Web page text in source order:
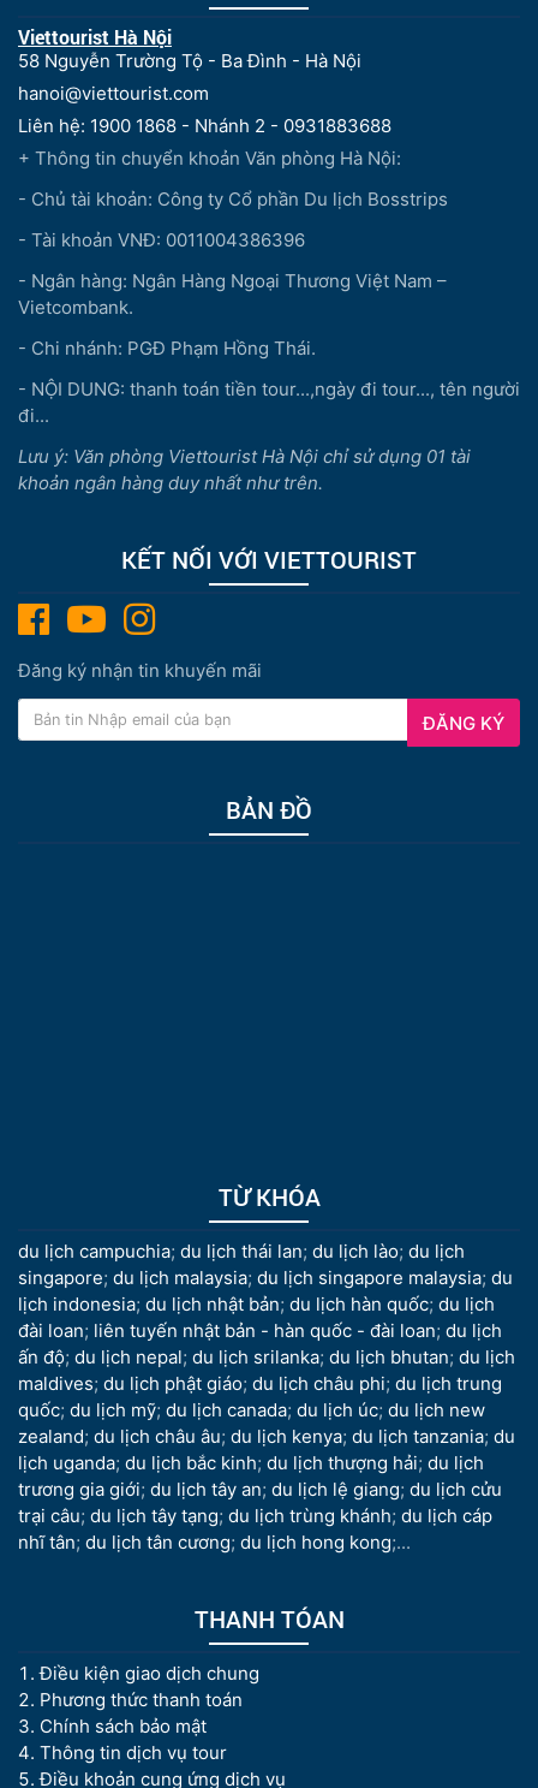
Viettourist Hà Nội
58 Nguyễn Trường Tộ - Ba Đình - Hà Nội
hanoi@viettourist.com
Liên hệ: 1900 1868 - Nhánh 2 - 0931883688
+ Thông tin chuyển khoản Văn phòng Hà Nội:
- Chủ tài khoản: Công ty Cổ phần Du lịch Bosstrips
- Tài khoản VNĐ: 0011004386396
- Ngân hàng: Ngân Hàng Ngoại Thương Việt Nam –
Vietcombank.
- Chi nhánh: PGĐ Phạm Hồng Thái.
- NỘI DUNG: thanh toán tiền tour...,ngày đi tour..., tên người
đi...
Lưu ý: Văn phòng Viettourist Hà Nội chỉ sử dụng 01 tài
khoản ngân hàng duy nhất như trên.
KẾT NỐI VỚI VIETTOURIST
Đăng ký nhận tin khuyến mãi
ĐĂNG KÝ
BẢN ĐỒ
TỪ KHÓA
du lịch campuchia; du lịch thái lan; du lịch lào; du lịch
singapore; du lịch malaysia; du lịch singapore malaysia; du
lịch indonesia; du lịch nhật bản; du lịch hàn quốc; du lịch
đài loan; liên tuyến nhật bản - hàn quốc - đài loan; du lịch
ấn độ; du lịch nepal; du lịch srilanka; du lịch bhutan; du lịch
maldives; du lịch phật giáo; du lịch châu phi; du lịch trung
quốc; du lịch mỹ; du lịch canada; du lịch úc; du lịch new
zealand; du lịch châu âu; du lịch kenya; du lịch tanzania; du
lịch uganda; du lịch bắc kinh; du lịch thượng hải; du lịch
trương gia giới; du lịch tây an; du lịch lệ giang; du lịch cửu
trại câu; du lịch tây tạng; du lịch trùng khánh; du lịch cáp
nhĩ tân; du lịch tân cương; du lịch hong kong;...
THANH TÓAN
Điều kiện giao dịch chung
Phương thức thanh toán
Chính sách bảo mật
Thông tin dịch vụ tour
Điều khoản cung ứng dịch vụ